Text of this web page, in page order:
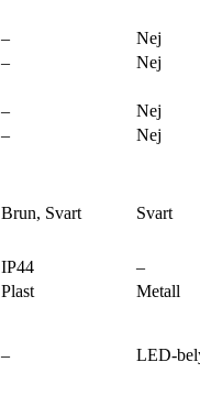
–
Nej
–
Nej
–
Nej
–
Nej
Brun, Svart Svart
IP44
–
Plast Metall
– LED-